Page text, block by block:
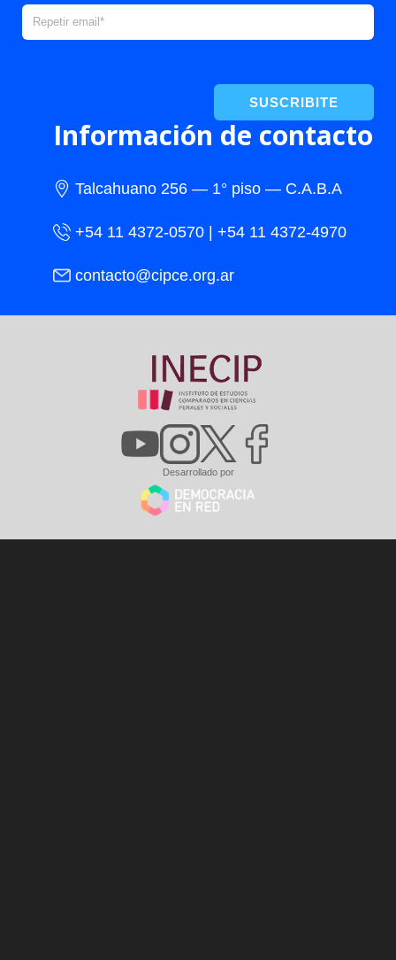
SUSCRIBITE
Información de contacto
Talcahuano 256 — 1° piso — C.A.B.A
+54 11 4372-0570 | +54 11 4372-4970
contacto@cipce.org.ar
Desarrollado por